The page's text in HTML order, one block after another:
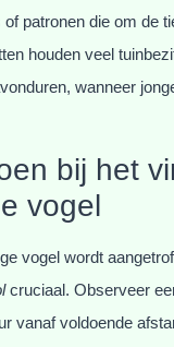
patronen die om de
houden veel
wanneer
bij het
vogel
vogel wordt
cruciaal. Observeer
vanaf voldoende